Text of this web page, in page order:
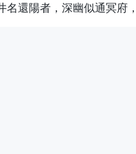
還陽者，深幽似通冥府